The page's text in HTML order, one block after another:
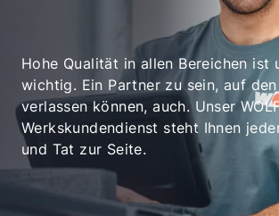
Hohe Qualität in allen Bereichen ist
wichtig. Ein Partner zu sein, auf
verlassen können, auch. Unser
Werkskundendienst steht Ihnen
und Tat zur Seite.